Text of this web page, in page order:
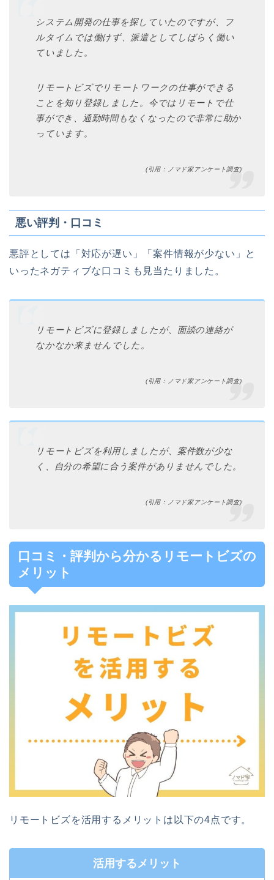
システム開発の仕事を探していたのですが、フ
ルタイムでは働けず、派遣としてしばらく働い
ていました。
リモートビズでリモートワークの仕事ができる
ことを知り登録しました。今ではリモートで仕
事ができ、通勤時間もなくなったので非常に助か
っています。
(引用：ノマド家アンケート調査)
悪い評判・口コミ
悪評としては「対応が遅い」「案件情報が少ない」と
いったネガティブな口コミも見当たりました。
リモートビズに登録しましたが、面談の連絡が
なかなか来ませんでした。
(引用：ノマド家アンケート調査)
リモートビズを利用しましたが、案件数が少な
く、自分の希望に合う案件がありませんでした。
(引用：ノマド家アンケート調査)
口コミ・評判から分かるリモートビズの
メリット
リモートビズを活用するメリットは以下の4点です。
活用するメリット